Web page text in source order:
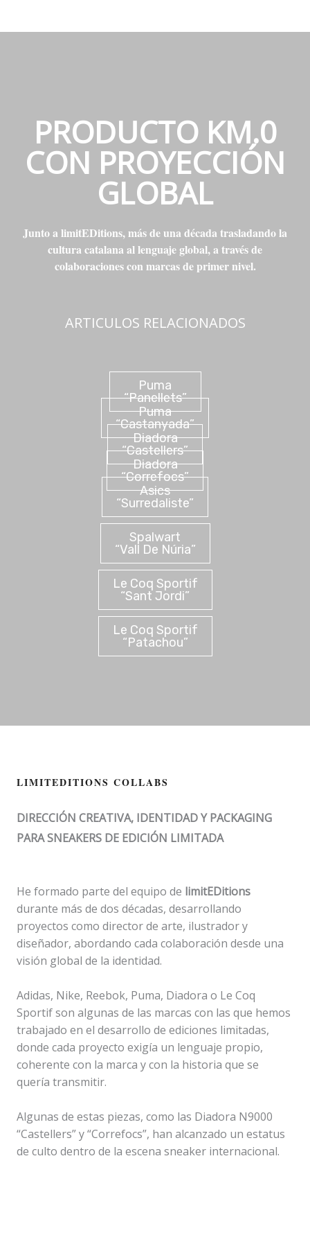
PRODUCTO KM.0
CON PROYECCIÓN
GLOBAL
Junto a limitEDitions, más de una década trasladando la
cultura catalana al lenguaje global, a través de
colaboraciones con marcas de primer nivel.
ARTICULOS RELACIONADOS
Puma
“Panellets”
Puma
“Castanyada”
Diadora
“Castellers”
Diadora
“Correfocs”
Asics
“Surredaliste”
Spalwart
“Vall De Núria”
Le Coq Sportif
“Sant Jordi”
Le Coq Sportif
“Patachou”
LIMITEDITIONS COLLABS
DIRECCIÓN CREATIVA, IDENTIDAD Y PACKAGING
PARA SNEAKERS DE EDICIÓN LIMITADA
He formado parte del equipo de limitEDitions
durante más de dos décadas, desarrollando
proyectos como director de arte, ilustrador y
diseñador, abordando cada colaboración desde una
visión global de la identidad.
Adidas, Nike, Reebok, Puma, Diadora o Le Coq
Sportif son algunas de las marcas con las que hemos
trabajado en el desarrollo de ediciones limitadas,
donde cada proyecto exigía un lenguaje propio,
coherente con la marca y con la historia que se
quería transmitir.
Algunas de estas piezas, como las Diadora N9000
“Castellers” y “Correfocs”, han alcanzado un estatus
de culto dentro de la escena sneaker internacional.